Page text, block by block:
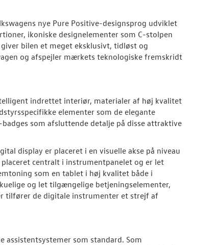
nye Pure Positive-designsprog udviklet
ikoniske designelementer som C-stolpen
bilen et meget eksklusivt, tidløst og
og afspejler mærkets teknologiske fremskridt
indrettet interiør, materialer af høj kvalitet
elementer som de elegante
som afsluttende detalje på disse attraktive
display er placeret i en visuelle akse på niveau
centralt i instrumentpanelet og er let
som en tablet i høj kvalitet både i
og let tilgængelige betjeningselementer,
tilfører de digitale instrumenter et strejf af
assistentsystemer som standard. Som